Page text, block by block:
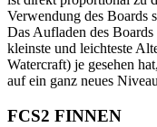
Verwendung des Boards
Das Aufladen des
kleinste und leichteste
Watercraft) je gesehen
auf ein ganz neues
FCS2 FINNEN